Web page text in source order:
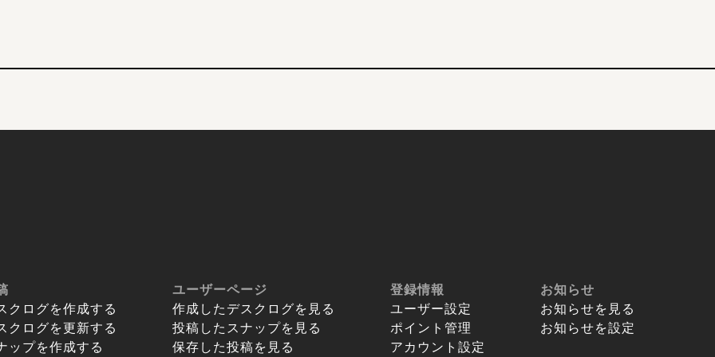
クログを作成する
クログを更新する
ップを作成する
ユーザーページ
作成したデスクログを見る
投稿したスナップを見る
保存した投稿を見る
登録情報
ユーザー設定
ポイント管理
アカウント設定
お知らせ
お知らせを見る
お知らせを設定